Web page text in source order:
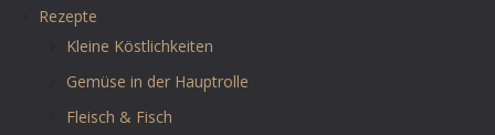
Rezepte
Kleine Köstlichkeiten
Gemüse in der Hauptrolle
Fleisch & Fisch